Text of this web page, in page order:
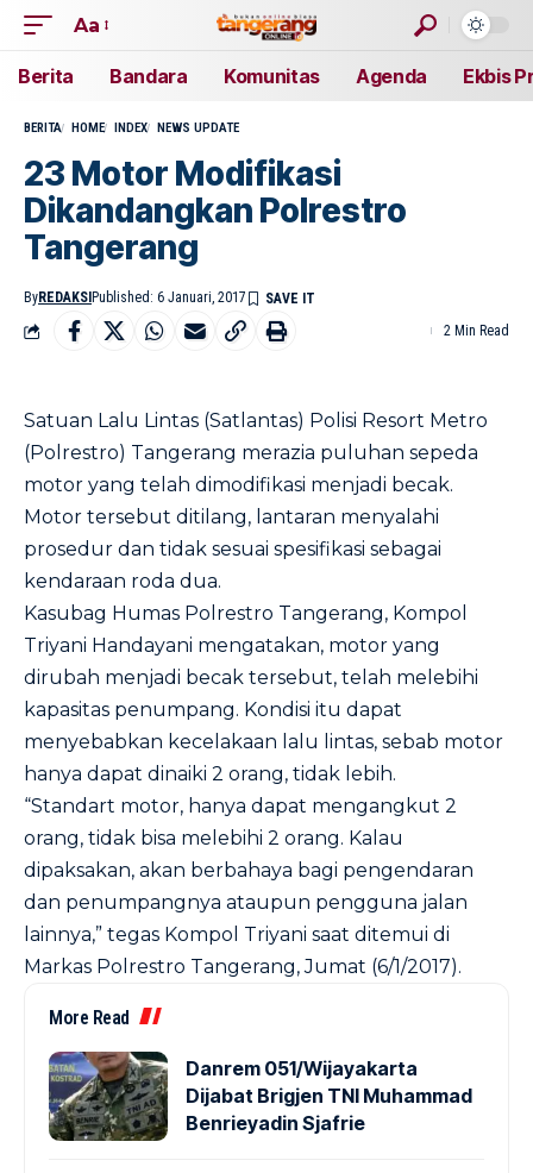
Aa
Berita Bandara Komunitas Agenda Ekbis
BERITA HOME INDEX NEWS UPDATE
23 Motor Modifikasi
Dikandangkan Polrestro
Tangerang
ByREDAKSI Published: 6 Januari, 2017
2 Min Read
Satuan Lalu Lintas (Satlantas) Polisi Resort Metro
(Polrestro) Tangerang merazia puluhan sepeda
motor yang telah dimodifikasi menjadi becak.
Motor tersebut ditilang, lantaran menyalahi
prosedur dan tidak sesuai spesifikasi sebagai
kendaraan roda dua.
Kasubag Humas Polrestro Tangerang, Kompol
Triyani Handayani mengatakan, motor yang
dirubah menjadi becak tersebut, telah melebihi
kapasitas penumpang. Kondisi itu dapat
menyebabkan kecelakaan lalu lintas, sebab motor
hanya dapat dinaiki 2 orang, tidak lebih.
“Standart motor, hanya dapat mengangkut 2
orang, tidak bisa melebihi 2 orang. Kalau
dipaksakan, akan berbahaya bagi pengendaran
dan penumpangnya ataupun pengguna jalan
lainnya,” tegas Kompol Triyani saat ditemui di
Markas Polrestro Tangerang, Jumat (6/1/2017).
More Read
Danrem 051/Wijayakarta
Dijabat Brigjen TNI Muhammad
Benrieyadin Sjafrie